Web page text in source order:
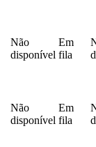
Não
disponível
Em
fila
Não
disponível
Em
fila